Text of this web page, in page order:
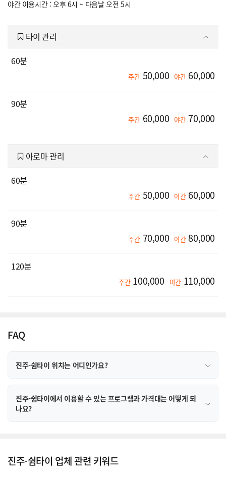
야간 이용시간 : 오후 6시 ~ 다음날 오전 5시
타이 관리
60분
주간 50,000 야간 60,000
90분
주간 60,000 야간 70,000
아로마 관리
60분
주간 50,000 야간 60,000
90분
주간 70,000 야간 80,000
120분
주간 100,000 야간 110,000
FAQ
진주-쉼타이 위치는 어디인가요?
진주-쉼타이에서 이용할 수 있는 프로그램과 가격대는 어떻게 되
나요?
진주-쉼타이 업체 관련 키워드